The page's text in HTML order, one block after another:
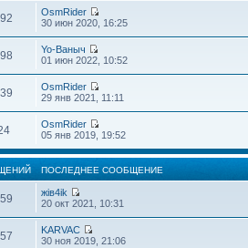
OsmRider
30 июн 2020, 16:25
Yo-Ваныч
01 июн 2022, 10:52
OsmRider
29 янв 2021, 11:11
OsmRider
05 янв 2019, 19:52
ПОСЛЕДНЕЕ СООБЩЕНИЕ
жiв4ik
20 окт 2021, 10:31
KARVAC
30 ноя 2019, 21:06